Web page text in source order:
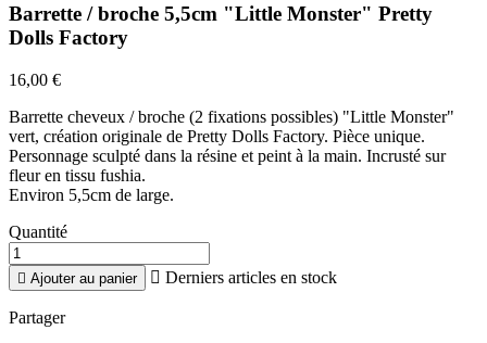
Barrette / broche 5,5cm "Little Monster" Pretty
Dolls Factory
16,00 €
Barrette cheveux / broche (2 fixations possibles) "Little Monster"
vert, création originale de Pretty Dolls Factory. Pièce unique.
Personnage sculpté dans la résine et peint à la main. Incrusté sur
fleur en tissu fushia.
Environ 5,5cm de large.
Quantité
 Ajouter au panier  Derniers articles en stock
Partager